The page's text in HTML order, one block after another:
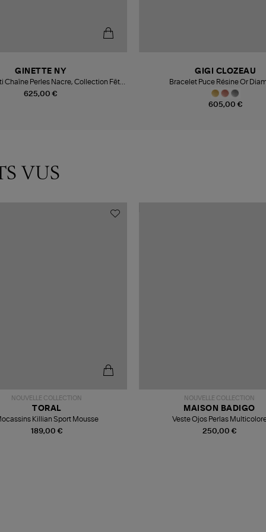
625,00 €
GINETTE NY
Chaîne Perles Nacre, Collection Fête
des Mères
605,00 €
GIGI CLOZEAU
Bracelet Puce Résine Or
VUS
NOUVELLE COLLECTION
189,00 €
TORAL
Killian Sport Mousse
NOUVELLE COLLECTION
250,00 €
MAISON BADIGO
Veste Ojos Perlas